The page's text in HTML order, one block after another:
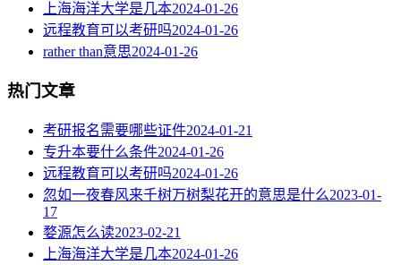
上海海洋大学是几本2024-01-26
远程教育可以考研吗2024-01-26
rather than意思2024-01-26
热门文章
考研报名需要哪些证件2024-01-21
专升本要什么条件2024-01-26
远程教育可以考研吗2024-01-26
忽如一夜春风来千树万树梨花开的意思是什么2023-01-
17
婺源怎么读2023-02-21
上海海洋大学是几本2024-01-26